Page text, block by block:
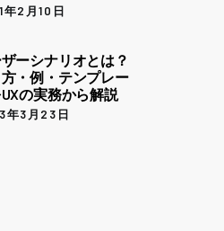
年2月10日
ーシナリオとは？
・例・テンプレー
UXの実務から解説
年3月23日